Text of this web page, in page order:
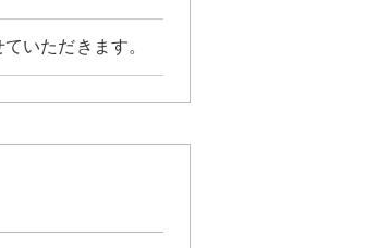
いただきます。